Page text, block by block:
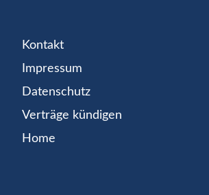
Kontakt
Impressum
Datenschutz
Verträge kündigen
Home